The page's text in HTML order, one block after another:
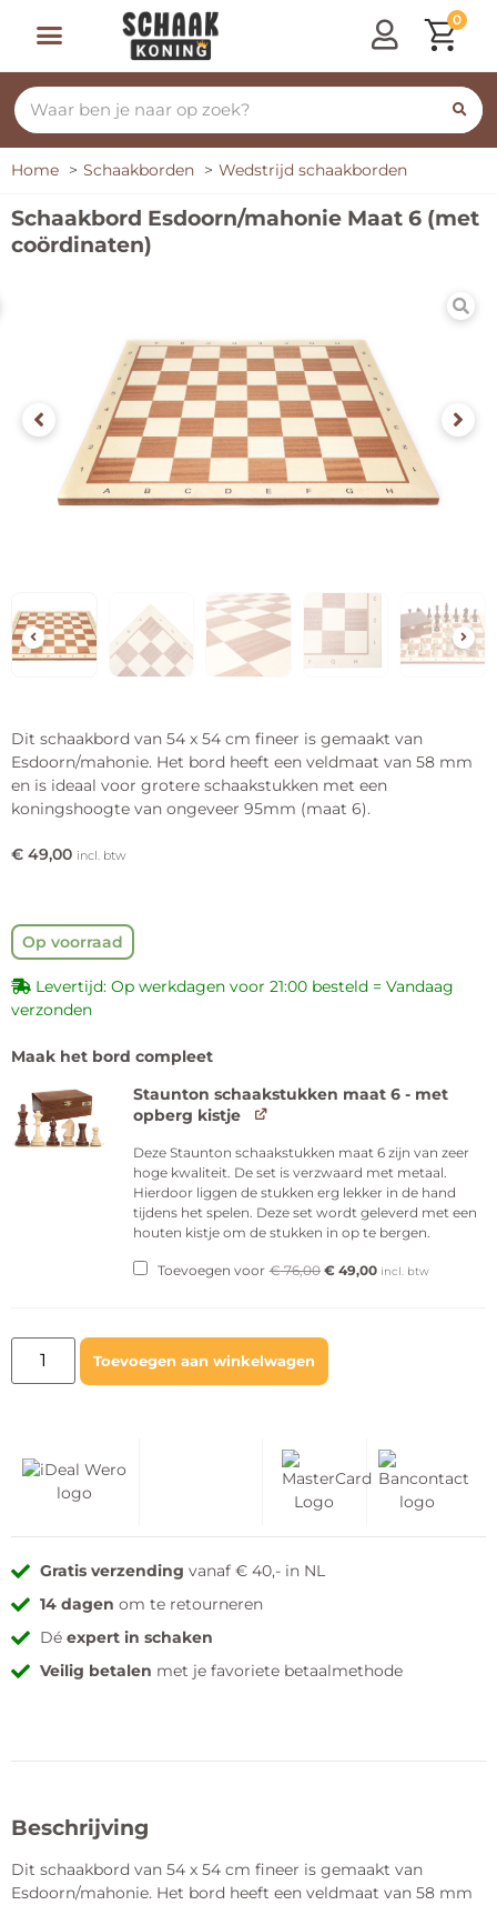
0
Home Schaakborden Wedstrijd schaakborden
Schaakbord Esdoorn/mahonie Maat 6 (met
coördinaten)
Dit schaakbord van 54 x 54 cm fineer is gemaakt van
Esdoorn/mahonie. Het bord heeft een veldmaat van 58 mm
en is ideaal voor grotere schaakstukken met een
koningshoogte van ongeveer 95mm (maat 6).
€ 49,00 incl. btw
Op voorraad
Levertijd: Op werkdagen voor 21:00 besteld = Vandaag
verzonden
Maak het bord compleet
Staunton schaakstukken maat 6 - met
opberg kistje
Deze Staunton schaakstukken maat 6 zijn van zeer
hoge kwaliteit. De set is verzwaard met metaal.
Hierdoor liggen de stukken erg lekker in de hand
tijdens het spelen. Deze set wordt geleverd met een
houten kistje om de stukken in op te bergen.
Toevoegen voor €76,00 €49,00 incl. btw
Toevoegen aan winkelwagen
Gratis verzending vanaf € 40,- in NL
14 dagen om te retourneren
Déexpert in schaken
Veilig betalen met je favoriete betaalmethode
Beschrijving
Dit schaakbord van 54 x 54 cm fineer is gemaakt van
Esdoorn/mahonie. Het bord heeft een veldmaat van 58 mm